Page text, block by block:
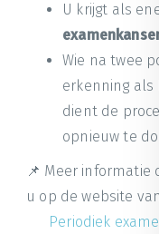
U krijgt als
Wie na twee
erkenning als
dient de
opnieuw te
📌 Meer informatie
u op de website van
Periodiek